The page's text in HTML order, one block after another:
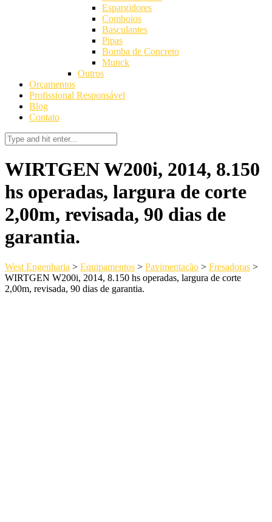
Espargidores
Comboios
Basculantes
Pipas
Bomba de Concreto
Munck
Outros
Orçamentos
Profissional Responsável
Blog
Contato
WIRTGEN W200i, 2014, 8.150
hs operadas, largura de corte
2,00m, revisada, 90 dias de
garantia.
West Engenharia > Equipamentos > Pavimentação > Fresadoras >
WIRTGEN W200i, 2014, 8.150 hs operadas, largura de corte
2,00m, revisada, 90 dias de garantia.